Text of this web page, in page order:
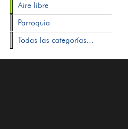
Aire libre
Parroquia
Todas las categorías...